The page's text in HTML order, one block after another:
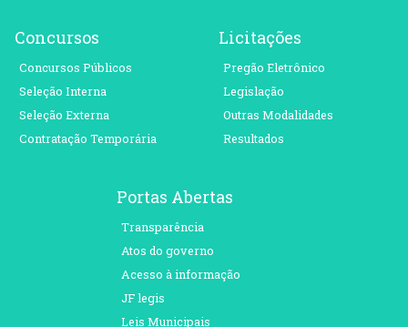
Concursos
Concursos Públicos
Seleção Interna
Seleção Externa
Contratação Temporária
Licitações
Pregão Eletrônico
Legislação
Outras Modalidades
Resultados
Portas Abertas
Transparência
Atos do governo
Acesso à informação
JF legis
Leis Municipais